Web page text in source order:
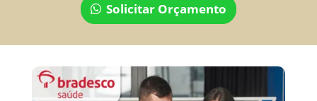
Solicitar Orçamento